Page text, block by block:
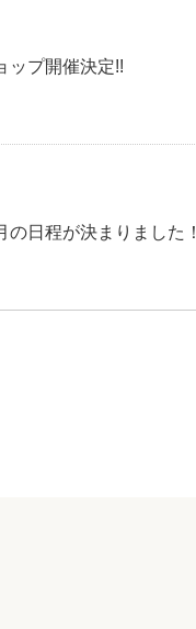
ップ開催決定!!
日程が決まりました！